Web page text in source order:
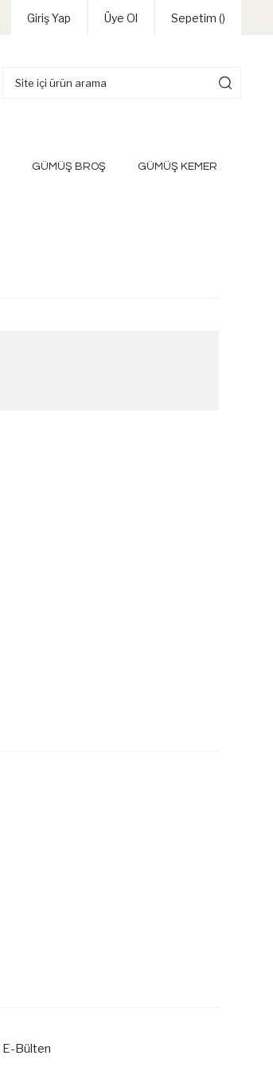
Giriş Yap Üye Ol Sepetim ()
GÜMÜŞ BROŞ GÜMÜŞ KEMER
E-Bülten